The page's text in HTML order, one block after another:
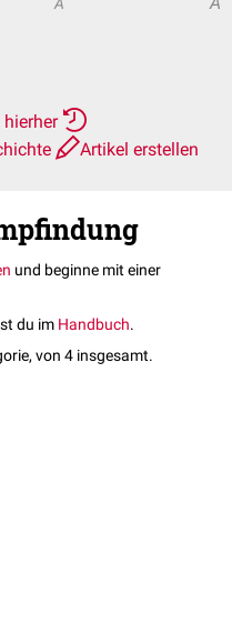
hierher
Artikel erstellen
und beginne mit einer
du im Handbuch.
von 4 insgesamt.